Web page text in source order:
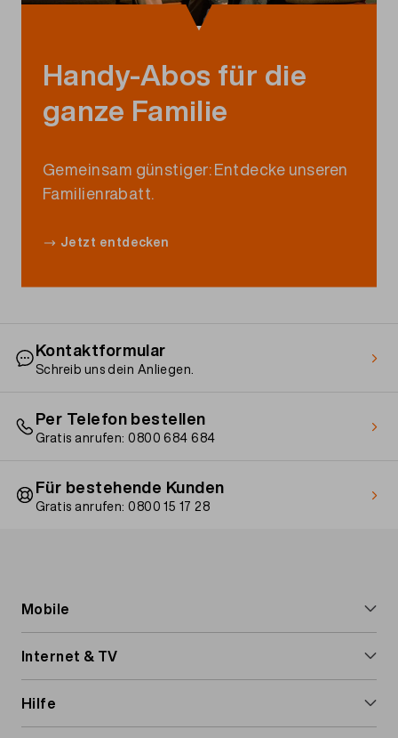
Handy-Abos für die
ganze Familie
Gemeinsam günstiger:Entdecke unseren
Familienrabatt.
Jetzt entdecken
Kontaktformular
Schreib uns dein Anliegen.
Per Telefon bestellen
Gratis anrufen: 0800 684 684
Für bestehende Kunden
Gratis anrufen: 0800 15 17 28
Footer
navigation
Mobile
Prepaid-Karte
Internet & TV
Internet-Abos
Hilfe